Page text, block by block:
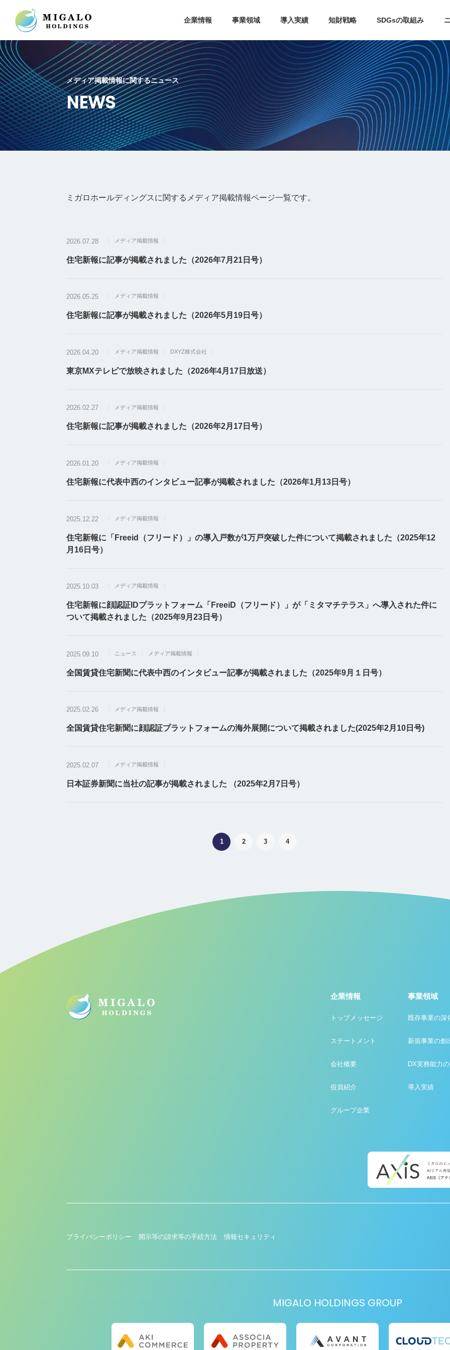
企業情報 事業領域 導入実績 知財戦略 SDGsの取組み
メディア掲載情報に関するニュース
NEWS
ミガロホールディングスに関するメディア掲載情報ページ一覧です。
2026.07.28 メディア掲載情報
住宅新報に記事が掲載されました（2026年7月21日号）
2026.05.25 メディア掲載情報
住宅新報に記事が掲載されました（2026年5月19日号）
2026.04.20 メディア掲載情報 DXYZ株式会社
東京MXテレビで放映されました（2026年4月17日放送）
2026.02.27 メディア掲載情報
住宅新報に記事が掲載されました（2026年2月17日号）
2026.01.20 メディア掲載情報
住宅新報に代表中西のインタビュー記事が掲載されました（2026年1月13日号）
2025.12.22 メディア掲載情報
住宅新報に「Freeid（フリード）」の導入戸数が1万戸突破した件について掲載されました（2025年12
月16日号）
2025.10.03 メディア掲載情報
住宅新報に顔認証IDプラットフォーム「FreeiD（フリード）」が「ミタマチテラス」へ導入された件に
ついて掲載されました（2025年9月23日号）
2025.09.10 ニュース メディア掲載情報
全国賃貸住宅新聞に代表中西のインタビュー記事が掲載されました（2025年9月１日号）
2025.02.26 メディア掲載情報
全国賃貸住宅新聞に顔認証プラットフォームの海外展開について掲載されました(2025年2月10日号)
2025.02.07 メディア掲載情報
日本証券新聞に当社の記事が掲載されました （2025年2月7日号）
1 2 3 4
企業情報
トップメッセージ
ステートメント
会社概要
役員紹介
グループ企業
事業領域
既存事業の深
新規事業の創
DX実務能力
導入実績
プライバシーポリシー 開示等の請求等の手続方法 情報セキュリティ
MIGALO HOLDINGS GROUP